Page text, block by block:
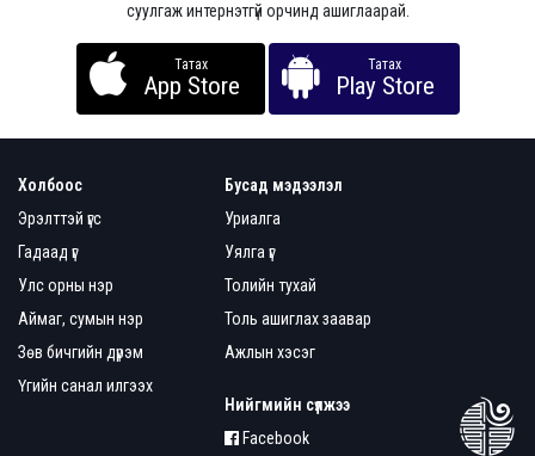
суулгаж интернэтгүй орчинд ашиглаарай.
Татах
App Store
Татах
Play Store
Холбоос
Эрэлттэй үгс
Гадаад үг
Улс орны нэр
Аймаг, сумын нэр
Зөв бичгийн дүрэм
Үгийн санал илгээх
Бусад мэдээлэл
Уриалга
Уялга үг
Толийн тухай
Толь ашиглах заавар
Ажлын хэсэг
Нийгмийн сүлжээ
Facebook